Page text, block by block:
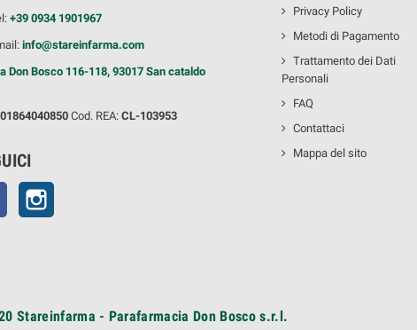
+39 0934 1901967
info@stareinfarma.com
Don Bosco 116-118, 93017 San cataldo
01864040850 Cod. REA: CL-103953
Facebook
Privacy Policy
Metodi di Pagamento
Trattamento dei Dati
Personali
FAQ
Contattaci
Mappa del sito
Stareinfarma - Parafarmacia Don Bosco s.r.l.